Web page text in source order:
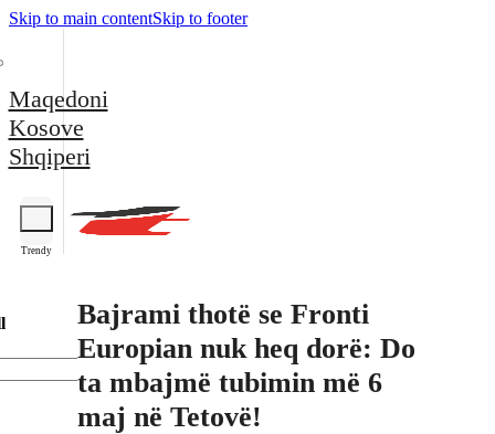
Skip to main contentSkip to footer
Maqedoni
Kosove
Shqiperi
Trendy
Bajrami thotë se Fronti
Europian nuk heq dorë: Do
ta mbajmë tubimin më 6
maj në Tetovë!